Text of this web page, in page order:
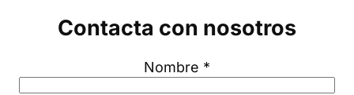
Contacta con nosotros
Nombre *